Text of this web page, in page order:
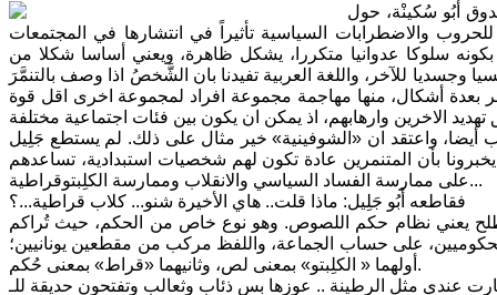
أَبُو سُكينْة، حول
والاضطرابات السياسية تأثيراً في انتشارها في المجتمعات
سلوكا عدوانيا متكررا، يشكل ظاهرة، ويعني أساسا شكلا من
وجسديا للآخر، واللغة العربية تفيدنا بان الشَّخصُ اذا وصف بالتنمَّرَ
أشكال، منها مهاجمة مجموعة افراد لمجموعة اخرى اقل قوة
أيضا، واعتقد ان «الشوفينية» خير مثال على ذلك. لم يستطع جَلِيل
بأن المتنمرين عادة تكون لهم شخصيات استبدادية، تساعدهم
على ممارسة الفساد السياسي والانقلاب وممارسة الكلِبتوقراطية...
فقاطعه أَبُو جَلِيل: ماذا قلت.. هاي الأخيرة شنو... كلاب قراطية...؟
يعني نظام حكم اللصوص. وهو نوع خاص من الحكم، حيث تُراكم
على حساب الجماعة، واللفظ مركب من مقطعين يونانيين؛
أولهما « الكلِبتو» بمعنى لص، وثانيهما «قراط» بمعنى حُكم.